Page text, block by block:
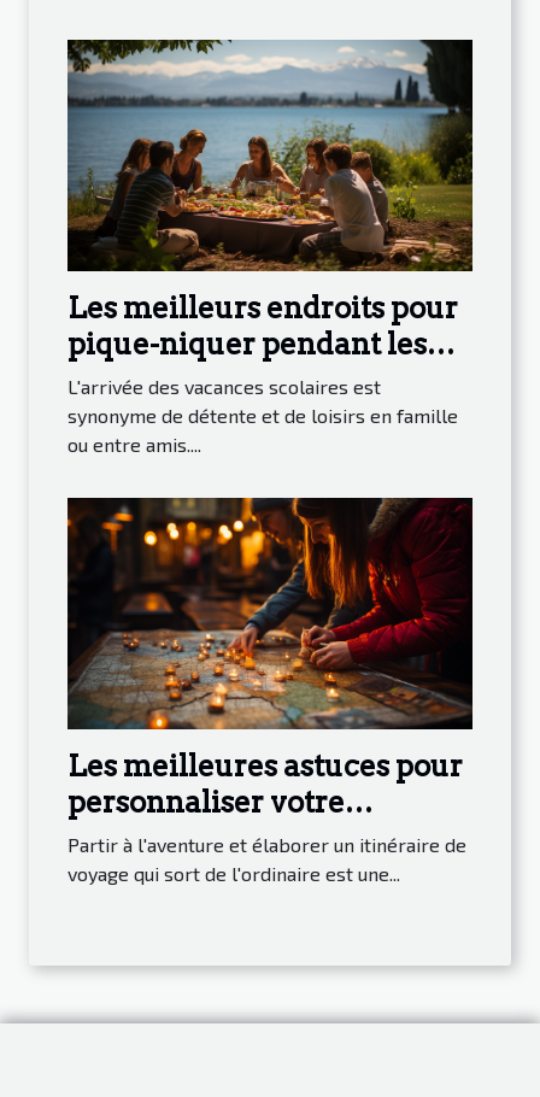
Les meilleurs endroits pour
pique-niquer pendant les
vacances scolaires à Genève
L'arrivée des vacances scolaires est
synonyme de détente et de loisirs en famille
ou entre amis....
Les meilleures astuces pour
personnaliser votre
itinéraire de voyage et
découvrir des joyaux cachés
Partir à l'aventure et élaborer un itinéraire de
voyage qui sort de l'ordinaire est une...